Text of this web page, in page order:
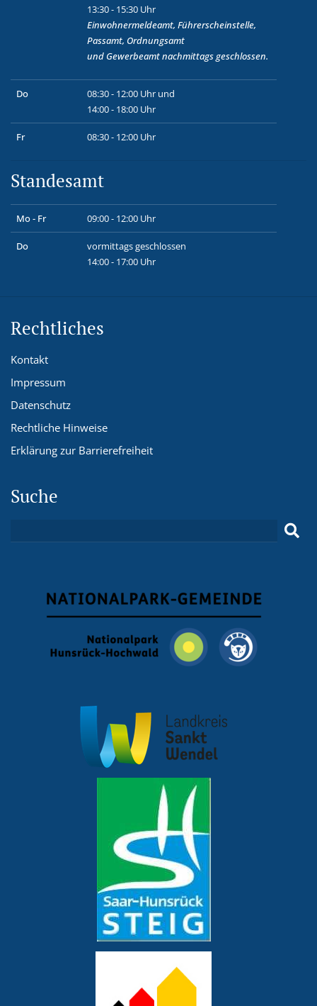
13:30 - 15:30 Uhr
Einwohnermeldeamt, Führerscheinstelle,
Passamt, Ordnungsamt
und Gewerbeamtnachmittags geschlossen.
Do
08:30 - 12:00 Uhr und
14:00 - 18:00 Uhr
Fr 08:30 - 12:00 Uhr
Standesamt
Mo - Fr 09:00 - 12:00 Uhr
Do
vormittags geschlossen
14:00 - 17:00 Uhr
Rechtliches
Kontakt
Impressum
Datenschutz
Rechtliche Hinweise
Erklärung zur Barrierefreiheit
Suche